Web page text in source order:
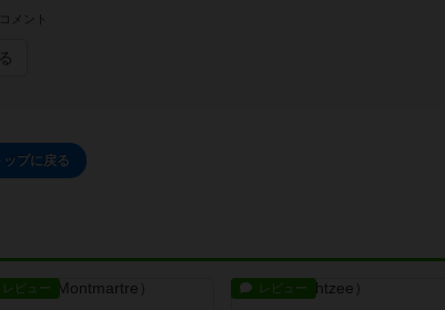
メント
プに戻る
レビュー レビュー